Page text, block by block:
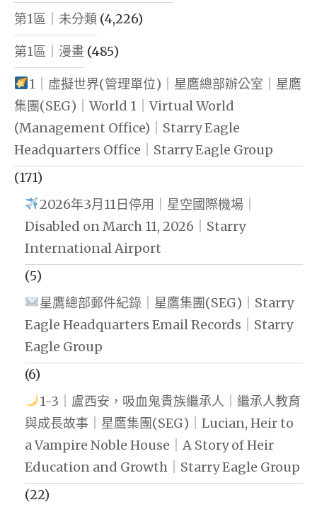
第1區｜未分類 (4,226)
第1區｜漫畫 (485)
1｜虛擬世界(管理單位)｜星鷹總部辦公室｜星鷹
集團(SEG)｜World 1｜Virtual World
(Management Office)｜Starry Eagle
Headquarters Office｜Starry Eagle Group
(171)
2026年3月11日停用｜星空國際機場｜
Disabled on March 11, 2026｜Starry
International Airport
(5)
星鷹總部郵件紀錄｜星鷹集團(SEG)｜Starry
Eagle Headquarters Email Records｜Starry
Eagle Group
(6)
1-3｜盧西安，吸血鬼貴族繼承人｜繼承人教育
與成長故事｜星鷹集團(SEG)｜Lucian, Heir to
a Vampire Noble House｜A Story of Heir
Education and Growth｜Starry Eagle Group
(22)